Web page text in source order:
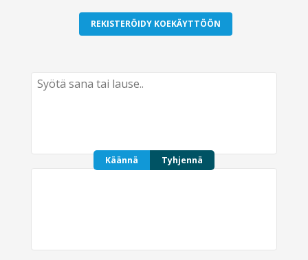
REKISTERÖIDY KOEKÄYTTÖÖN
Käännä Tyhjennä